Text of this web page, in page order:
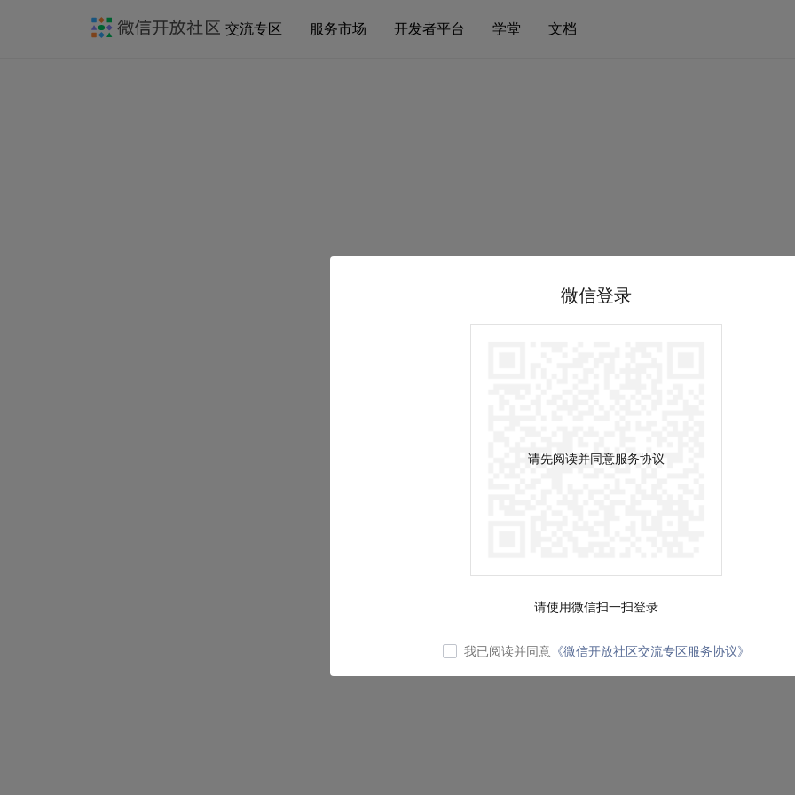
交流专区 服务市场 开发者平台 学堂 文档
微信登录
请先阅读并同意服务协议
请使用微信扫一扫登录
我已阅读并同意 《微信开放社区交流专区服务协议》